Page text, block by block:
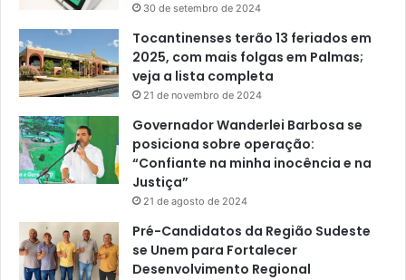
30 de setembro de 2024
Tocantinenses terão 13 feriados em
2025, com mais folgas em Palmas;
veja a lista completa
21 de novembro de 2024
Governador Wanderlei Barbosa se
posiciona sobre operação:
“Confiante na minha inocência e na
Justiça”
21 de agosto de 2024
Pré-Candidatos da Região Sudeste
se Unem para Fortalecer
Desenvolvimento Regional